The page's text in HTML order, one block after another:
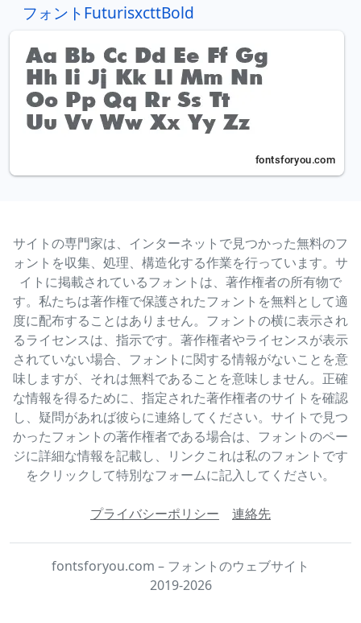
フォントFuturisxcttBold
サイトの専門家は、インターネットで見つかった無料のフ
ォントを収集、処理、構造化する作業を行っています。サ
イトに掲載されているフォントは、著作権者の所有物で
す。私たちは著作権で保護されたフォントを無料として適
度に配布することはありません。フォントの横に表示され
るライセンスは、指示です。著作権者やライセンスが表示
されていない場合、フォントに関する情報がないことを意
味しますが、それは無料であることを意味しません。正確
な情報を得るために、指定された著作権者のサイトを確認
し、疑問があれば彼らに連絡してください。サイトで見つ
かったフォントの著作権者である場合は、フォントのペー
ジに詳細な情報を記載し、リンクこれは私のフォントです
をクリックして特別なフォームに記入してください。
プライバシーポリシー 連絡先
fontsforyou.com – フォントのウェブサイト
2019-2026